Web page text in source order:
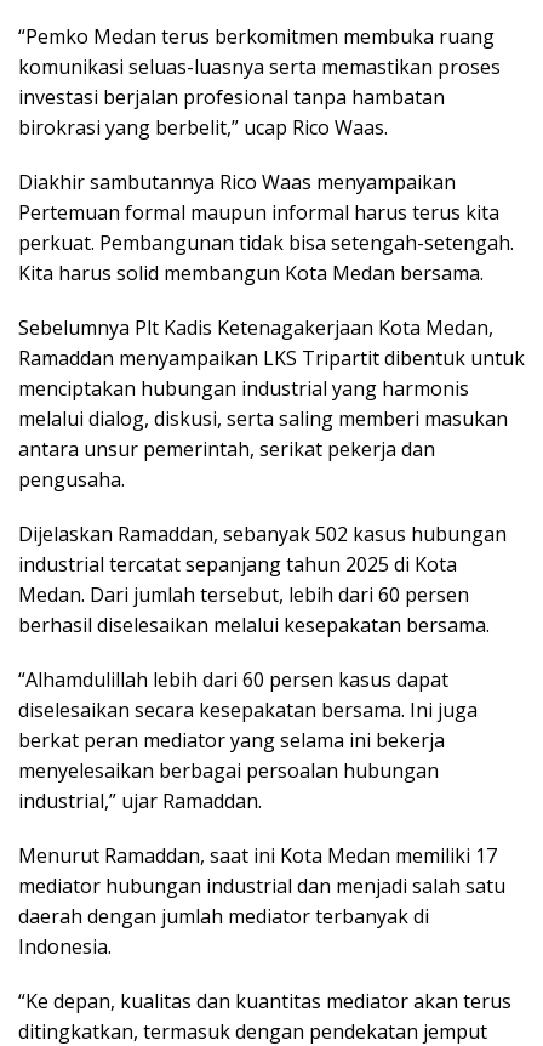
“Pemko Medan terus berkomitmen membuka ruang
komunikasi seluas-luasnya serta memastikan proses
investasi berjalan profesional tanpa hambatan
birokrasi yang berbelit,” ucap Rico Waas.
Diakhir sambutannya Rico Waas menyampaikan
Pertemuan formal maupun informal harus terus kita
perkuat. Pembangunan tidak bisa setengah-setengah.
Kita harus solid membangun Kota Medan bersama.
Sebelumnya Plt Kadis Ketenagakerjaan Kota Medan,
Ramaddan menyampaikan LKS Tripartit dibentuk untuk
menciptakan hubungan industrial yang harmonis
melalui dialog, diskusi, serta saling memberi masukan
antara unsur pemerintah, serikat pekerja dan
pengusaha.
Dijelaskan Ramaddan, sebanyak 502 kasus hubungan
industrial tercatat sepanjang tahun 2025 di Kota
Medan. Dari jumlah tersebut, lebih dari 60 persen
berhasil diselesaikan melalui kesepakatan bersama.
“Alhamdulillah lebih dari 60 persen kasus dapat
diselesaikan secara kesepakatan bersama. Ini juga
berkat peran mediator yang selama ini bekerja
menyelesaikan berbagai persoalan hubungan
industrial,” ujar Ramaddan.
Menurut Ramaddan, saat ini Kota Medan memiliki 17
mediator hubungan industrial dan menjadi salah satu
daerah dengan jumlah mediator terbanyak di
Indonesia.
“Ke depan, kualitas dan kuantitas mediator akan terus
ditingkatkan, termasuk dengan pendekatan jemput